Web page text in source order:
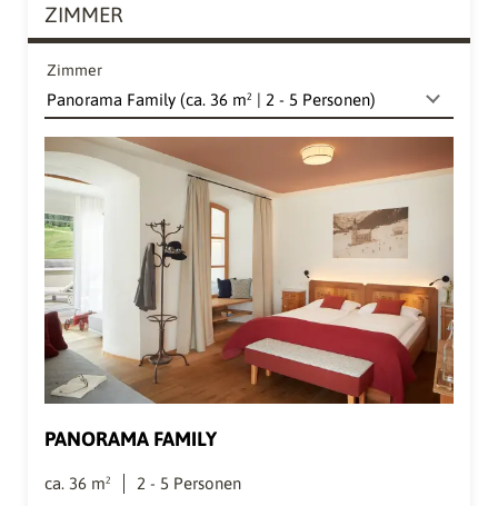
ZIMMER
Zimmer
PANORAMA FAMILY
ca. 36m² 2 - 5 Personen